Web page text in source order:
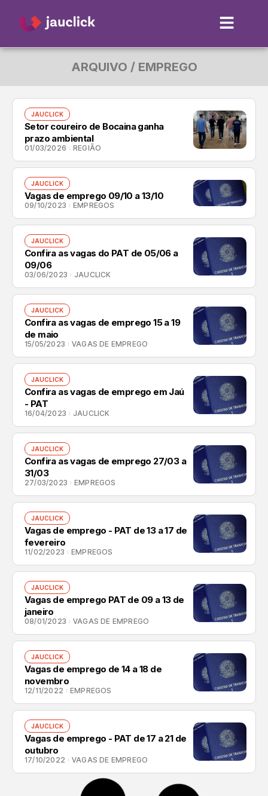
ARQUIVO / EMPREGO
JAUCLICK
Setor coureiro de Bocaina ganha
prazo ambiental
01/03/2026 REGIÃO
JAUCLICK
Vagas de emprego 09/10 a 13/10
09/10/2023 EMPREGOS
JAUCLICK
Confira as vagas do PAT de 05/06 a
09/06
03/06/2023 JAUCLICK
JAUCLICK
Confira as vagas de emprego 15 a 19
de maio
15/05/2023 VAGAS DE EMPREGO
JAUCLICK
Confira as vagas de emprego em Jaú
- PAT
16/04/2023 JAUCLICK
JAUCLICK
Confira as vagas de emprego 27/03 a
31/03
27/03/2023 EMPREGOS
JAUCLICK
Vagas de emprego - PAT de 13 a 17 de
fevereiro
11/02/2023 EMPREGOS
JAUCLICK
Vagas de emprego PAT de 09 a 13 de
janeiro
08/01/2023 VAGAS DE EMPREGO
JAUCLICK
Vagas de emprego de 14 a 18 de
novembro
12/11/2022 EMPREGOS
JAUCLICK
Vagas de emprego - PAT de 17 a 21 de
outubro
17/10/2022 VAGAS DE EMPREGO